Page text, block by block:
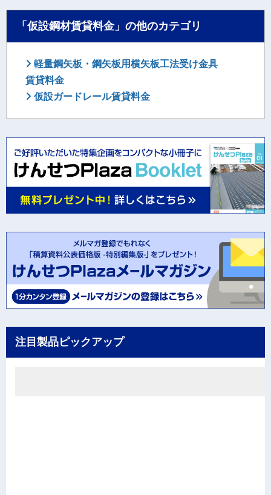
「仮設鋼材賃貸料金」の他のカテゴリ
軽量鋼矢板・鋼矢板用横矢板工法受け金具
賃貸料金
仮設ガードレール賃貸料金
注目製品ピックアップ